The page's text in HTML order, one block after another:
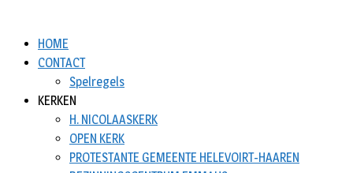
HOME
CONTACT
Spelregels
KERKEN
H. NICOLAASKERK
OPEN KERK
PROTESTANTE GEMEENTE HELEVOIRT-HAAREN